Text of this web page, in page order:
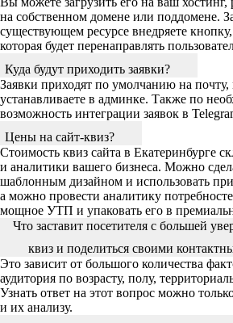
на собственном домене или поддомене.
существующем ресурсе внедряете
которая будет перенаправлять
Куда будут приходить заявки?
Заявки приходят по умолчанию на почту,
устанавливаете в админке. Также по
возможность интеграции заявок в
Цены на сайт-квиз?
Стоимость квиз сайта в Екатеринбурге
и аналитики вашего бизнеса. Можно
шаблонным дизайном и использовать
а можно провести аналитику
мощное УТП и упаковать его в
Что заставит посетителя с большей
квиз и поделиться своими
Это зависит от большого количества
аудитория по возрасту, полу,
Узнать ответ на этот вопрос можно
и их анализу.